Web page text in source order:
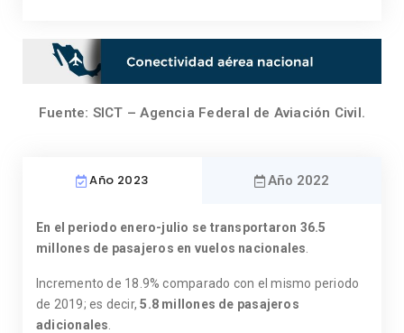
Fuente: SICT – Agencia Federal de Aviación Civil.
Año 2023 Año 2022
En el periodo enero-julio se transportaron 36.5
millones de pasajeros en vuelos nacionales
Incremento de 18.9% comparado con el mismo periodo
de 2019; es decir,5.8 millones de pasajeros
adicionales